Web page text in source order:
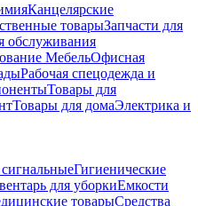
Канцелярские
товарыЗапчасти для
обслуживания
МебельОфисная
Рабочая спецодежда и
Товары для
Товары для домаЭлектрика и
Гигиенические
для уборкиЕмкости
товарыСредства